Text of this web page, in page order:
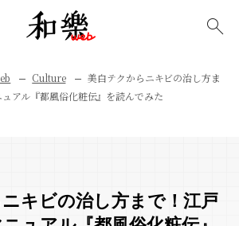
Culture
美白テクからニキビの治し方ま
アル『都風俗化粧伝』を読んでみた
キビの治し方まで！江戸